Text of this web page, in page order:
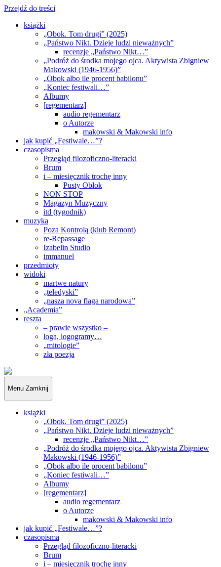
Przejdź do treści
książki
„Obok. Tom drugi” (2025)
„Państwo Nikt. Dzieje ludzi nieważnych”
recenzje „Państwo Nikt…”
„Podróż do środka mojego ojca. Aktywista Zbigniew
Makowski (1946-1956)”
„Obok albo ile procent babilonu”
„Koniec festiwali…”
Albumy
[regementarz]
audio regementarz
o Autorze
makowski & Makowski info
jak kupić „Festiwale…”?
czasopisma
Przegląd filozoficzno-literacki
Brum
i – miesięcznik trochę inny
Pusty Obłok
NON STOP
Magazyn Muzyczny
itd (tygodnik)
muzyka
Poza Kontrolą (klub Remont)
re-Repassage
Izabelin Studio
immanuel
przedmioty
widoki
martwe natury
„teledyski”
„nasza nova flaga narodowa”
„Academia”
reszta
– prawie wszystko –
loga, logogramy…
„mitologie”
zła poezja
„Obywatele…”
Menu Zamknij
książki
„Obok. Tom drugi” (2025)
„Państwo Nikt. Dzieje ludzi nieważnych”
recenzje „Państwo Nikt…”
„Podróż do środka mojego ojca. Aktywista Zbigniew
Makowski (1946-1956)”
„Obok albo ile procent babilonu”
„Koniec festiwali…”
Albumy
[regementarz]
audio regementarz
o Autorze
makowski & Makowski info
jak kupić „Festiwale…”?
czasopisma
Przegląd filozoficzno-literacki
Brum
i – miesięcznik trochę inny